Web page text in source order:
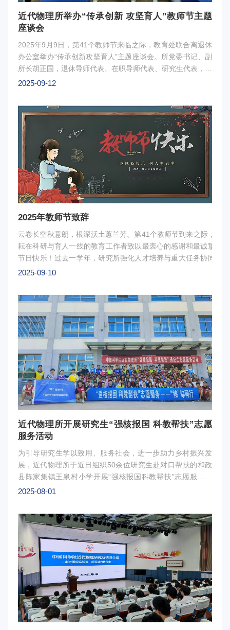
近代物理所举办“传承创新 攻坚育人”教师节主题
座谈会
2025年9月9日，第41个教师节来临之际，教育处联合离退休
办公室举办“传承创新攻坚育人”主题座谈会。所党委书记、副
所长胡正国，退休导师代表、在职导师代表、研究生代表，教
育处和离退休办公室负责人齐聚一堂，共忆科研岁月，共叙育
子向全所导师致以节日的问候并介绍了研究所的发展近况，表
示这些成绩的取得离不开老一辈科学家矢志不渝、前赴后继的
倾情奉献，也凝聚着全体研究生导师甘为人梯、奖掖后学的深
厚情怀。他感谢各位退休导师为研究所的事业发展打下了坚实
根基，勉励在职导师在加快突破关键核心技术，抢占科技制高
点的新征程上勇担使命、再立新功。孙锡军、徐树威、冯恩
普、沈志清、滕人瑞等退休导师饱含深情地回顾了自己数十载
的科研历程，看到研究所蓬勃发展、青年人才辈出，倍感欣慰
与自豪。他们寄语青年科技工作者，要珍惜新时代赋予的新机
有使命担当的科研工作者。在职导师代表分享了自己在科学家
精神的引领下，从青年学子成长为科研骨干的奋斗历程。表示
将自觉传承和弘扬老一辈的优良传统，坚守立德树人根本任
务，以更加饱满的热情投身攻坚任务和人才培养事业。他们鼓
励研究生要敢于创新，在科研实践中锤炼能力、砥砺品格，将
师们交流所思所想，现场气氛热烈。他们感谢导师在学习和生
活中给予的谆谆教诲和悉心关怀，表示将以老一辈科学家为楷
模，以身边优秀导师为榜样，怀着对科学的敬畏与热爱投身学
习和工作，勤学善思、勇于攻坚，在实现科技自立自强的新征
程中贡献青春力量。图1：座谈会现场图2：活动后合影
2025-09-12
2025年教师节致辞
云卷长空秋意朗，根深沃土蕙兰芳。第41个教师节到来之际，我
耘在科研与育人一线的教育工作者致以最衷心的感谢和最诚挚的
节日快乐！过去一学年，研究所强化人才培养与重大任务协同联
精神和“两弹一星”精神的引领下，全所师生锚定“四个率先”和“两加
神、狠抓落实的作风和锲而不舍的韧劲，凝心聚力、攻坚克难，
教协同育人工作成绩斐然。学科建设成效显著。增列能源动力专
养点，进一步提升研究所应用型人才的培养层次；研究生课程教
破，《离子治疗中的医学物理学》顺利出版，为离子束治癌技术
献力量。导师队伍荣誉亮眼。“碰撞电离过程诱发的分子和团簇解
目荣获甘肃省自然科学一等奖；“航天空间辐照国家重大需求
子加速器”项目、“高LET重离子单粒子效应试验技术”项目同获甘
一等奖；“重离子加速器精准放疗装置自主研制与产业化”项目获
二等奖；“精准抑制DNA损伤修复提高肿瘤放疗效果的新策略”项
科技一等奖。低能量强流高电荷态重离子研究装置团队获中国科学
苑名匠"称号；孙良亭获国际粒子加速器大会"西川哲治奖"；王猛
会吴有训物理奖；张玉虎、杨建成获中国科学院优秀研究生指导
珊、杨建成、段敬来、张雪荧和冒立军获中国核工业教育学会
“中国科学院院长优秀奖”；王磊的学位论文入选中国科学院优
文；王磊、范大军、程宏伟、高志超、王洁获中国核工业教育学
位论文奖；孙夕思、郭芳珠获“国科大杯”创新创业大赛主赛道优
中国核工业教育学会核技术应用产业创业大赛三等奖。新的学年
培养任务，并指导300余名本科生开展实习实践。作为国家战略
要组成，研究所积极参与国家统筹推进的教育、科技、人才体制
革，肩负起实现高水平科技自立自强的时代重任，紧紧围绕立
务，以科学家精神和教育家精神铸魂强师，谱写教育强国建设华
身体健康，桃李春风！祝愿我们的科教事业蓬勃发
煌
所领导班子 2025年9月10
2025-09-10
近代物理所开展研究生“强核报国 科教帮扶”志愿
服务活动
为引导研究生学以致用、服务社会，进一步助力乡村振兴发
展，近代物理所于近日组织50余位研究生赴对口帮扶的和政
县陈家集镇王泉村小学开展“强核报国科教帮扶”志愿服务活
动。活动中，研究生代表为王泉村小学生作了四场生动有趣的
《电流王国大冒险》《电池——神奇的能量盒子》以及《原子
世界大冒险：发现能量的秘密！》。报告人通过深入浅出的讲
解和互相性强的科学小实验，带领孩子们走进奇妙的物理世
界，有效激发他们的求知欲，点燃科学梦想，在校园内营造浓
厚的“学科学、爱科学、讲科学、用科学”氛围，实现了教育帮
扶与科学启蒙的有机结合。活动还特别设置了“大手牵小手心
理共建”主题运动会环节。研究生与小学生混合组队，共同完
成了“俄罗斯方块”“旱地龙舟”“飞盘九宫格”等多项团体运动。
活动现场充满了欢笑与活力，运动会既促进乡村孩子的身心成
长，也增强了研究生的责任感，形成双向赋能、共同成长的积
2025-08-01